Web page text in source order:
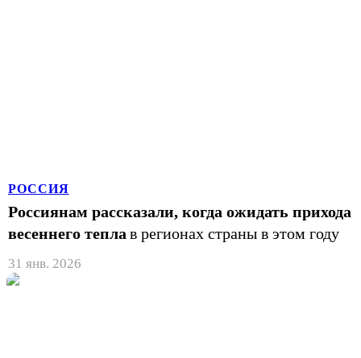
РОССИЯ
Россиянам рассказали, когда ожидать прихода
весеннего тепла в регионах страны в этом году
31 янв. 2026